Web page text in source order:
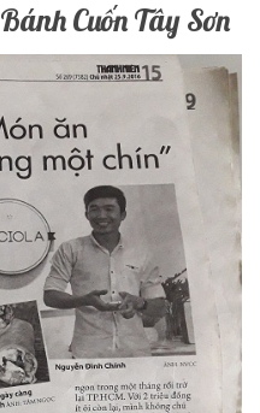
Cuốn Tây Sơn